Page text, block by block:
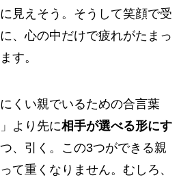
見えそう。そうして笑顔で受
、心の中だけで疲れがたまっ
す。
くい親でいるための合言葉
より先に相手が選べる形にす
、引く。この3つができる親
て重くなりません。むしろ、